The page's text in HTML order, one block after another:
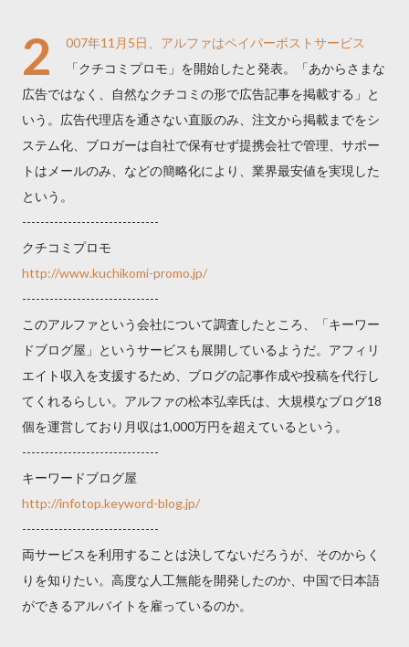
2
007年11月5日、アルファはペイパーポストサービス
「クチコミプロモ」を開始したと発表。「あからさまな
広告ではなく、自然なクチコミの形で広告記事を掲載する」と
いう。広告代理店を通さない直販のみ、注文から掲載までをシ
ステム化、ブロガーは自社で保有せず提携会社で管理、サポー
トはメールのみ、などの簡略化により、業界最安値を実現した
という。
------------------------------
クチコミプロモ
http://www.kuchikomi-promo.jp/
------------------------------
このアルファという会社について調査したところ、「キーワー
ドブログ屋」というサービスも展開しているようだ。アフィリ
エイト収入を支援するため、ブログの記事作成や投稿を代行し
てくれるらしい。アルファの松本弘幸氏は、大規模なブログ18
個を運営しており月収は1,000万円を超えているという。
------------------------------
キーワードブログ屋
http://infotop.keyword-blog.jp/
------------------------------
両サービスを利用することは決してないだろうが、そのからく
りを知りたい。高度な人工無能を開発したのか、中国で日本語
ができるアルバイトを雇っているのか。